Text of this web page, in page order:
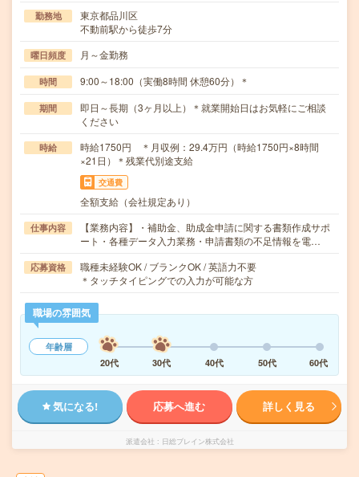
勤務地
東京都品川区
不動前駅から徒歩7分
曜日頻度 月～金勤務
時間 9:00～18:00（実働8時間 休憩60分）＊
期間
即日～長期（3ヶ月以上）＊就業開始日はお気軽にご相談
ください
時給
時給1750円 ＊月収例：29.4万円（時給1750円×8時間
×21日）＊残業代別途支給
交通費
全額支給（会社規定あり）
仕事内容
【業務内容】・補助金、助成金申請に関する書類作成サポ
ート・各種データ入力業務・申請書類の不足情報を電…
応募資格
職種未経験OK / ブランクOK / 英語力不要
＊タッチタイピングでの入力が可能な方
職場の雰囲気
年齢層
20代
30代 40代 50代 60代
気になる! 応募へ進む 詳しく見る
派遣会社 日総ブレイン株式会社